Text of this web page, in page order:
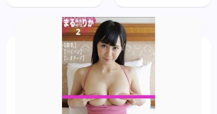
スイカッ
プの湯 週
刊ポスト
デジタル
写真集
Sweet